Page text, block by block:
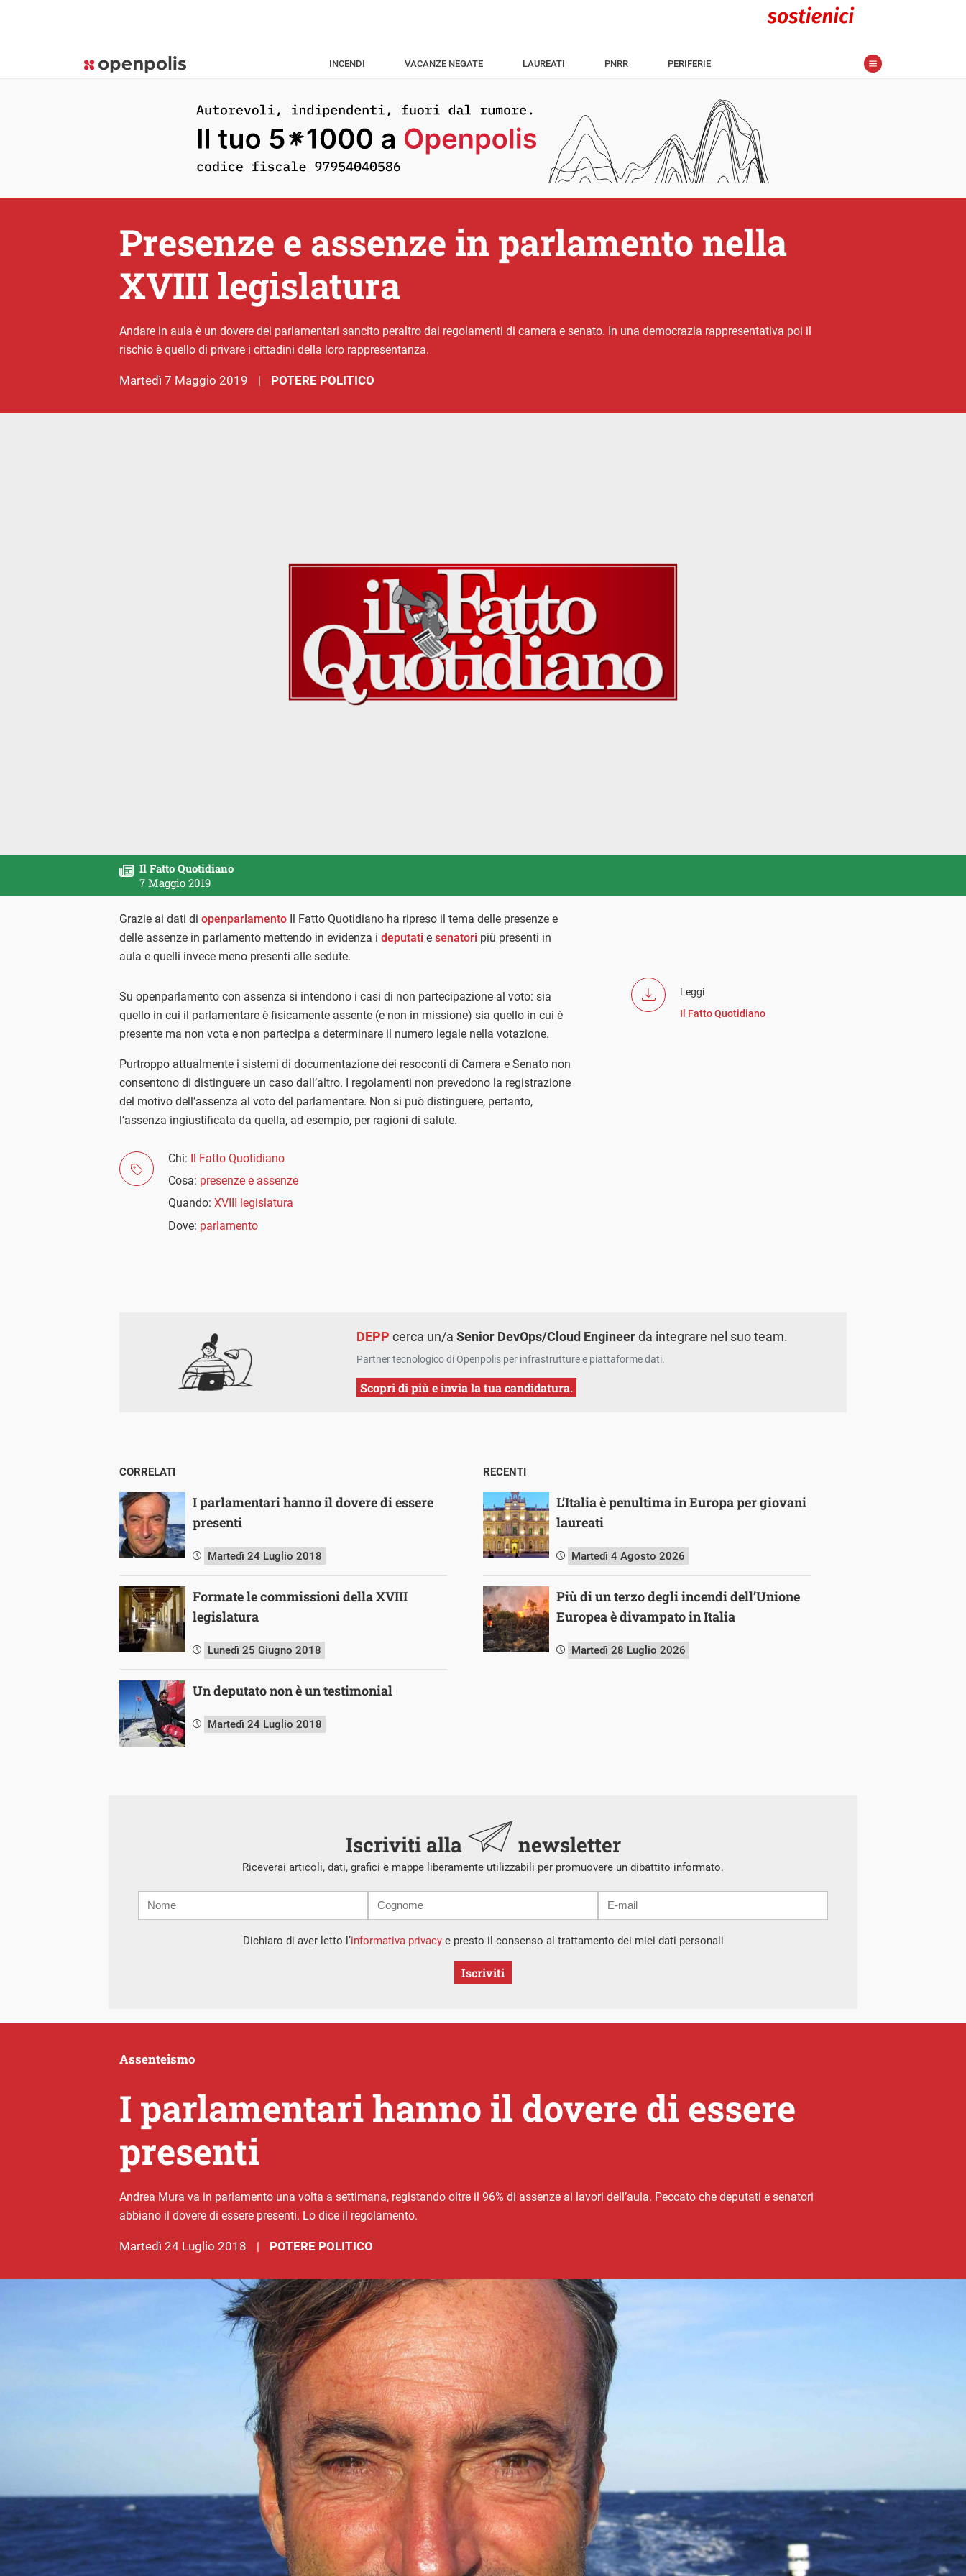
INCENDI VACANZE NEGATE LAUREATI PNRR PERIFERIE
Presenze e assenze in parlamento nella
XVIII legislatura
Andare in aula è un dovere dei parlamentari sancito peraltro dai regolamenti di camera e senato. In una democrazia rappresentativa poi il
rischio è quello di privare i cittadini della loro rappresentanza.
martedì 7 Maggio 2019 | POTERE POLITICO
Il Fatto Quotidiano
7 Maggio 2019
Grazie ai dati di openparlamento Il Fatto Quotidiano ha ripreso il tema delle presenze e
delle assenze in parlamento mettendo in evidenza i deputati e senatori più presenti in
aula e quelli invece meno presenti alle sedute.
Leggi
Il Fatto Quotidiano
Su openparlamento con assenza si intendono i casi di non partecipazione al voto: sia
quello in cui il parlamentare è fisicamente assente (e non in missione) sia quello in cui è
presente ma non vota e non partecipa a determinare il numero legale nella votazione.
Purtroppo attualmente i sistemi di documentazione dei resoconti di Camera e Senato non
consentono di distinguere un caso dall’altro. I regolamenti non prevedono la registrazione
del motivo dell’assenza al voto del parlamentare. Non si può distinguere, pertanto,
l’assenza ingiustificata da quella, ad esempio, per ragioni di salute.
Chi: Il Fatto Quotidiano
Cosa: presenze e assenze
Quando: XVIII legislatura
Dove: parlamento
DEPP cerca un/aSenior DevOps/Cloud Engineerda integrare nel suo team.
Partner tecnologico di Openpolis per infrastrutture e piattaforme dati.
Scopri di più e invia la tua candidatura.
CORRELATI
I parlamentari hanno il dovere di essere
presenti
Martedì 24 Luglio 2018
Formate le commissioni della XVIII
legislatura
Lunedì 25 Giugno 2018
Un deputato non è un testimonial
Martedì 24 Luglio 2018
RECENTI
L’Italia è penultima in Europa per giovani
laureati
Martedì 4 Agosto 2026
Più di un terzo degli incendi dell’Unione
Europea è divampato in Italia
Martedì 28 Luglio 2026
Iscriviti alla newsletter
Riceverai articoli, dati, grafici e mappe liberamente utilizzabili per promuovere un dibattito informato.
mail
Dichiaro di aver letto l’informativa privacye presto il consenso al trattamento dei miei dati personali
Iscriviti
I parlamentari hanno il dovere di essere
presenti
Assenteismo
Andrea Mura va in parlamento una volta a settimana, registando oltre il 96% di assenze ai lavori dell’aula. Peccato che deputati e senatori
abbiano il dovere di essere presenti. Lo dice il regolamento.
martedì 24 Luglio 2018 | POTERE POLITICO